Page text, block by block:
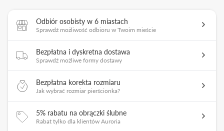
Odbiór osobisty w 6 miastach
Sprawdź możliwość odbioru w Twoim mieście
Bezpłatna i dyskretna dostawa
Sprawdź możliwe formy dostawy
Bezpłatna korekta rozmiaru
Jak wybrać rozmiar pierścionka?
5% rabatu na obrączki ślubne
Rabat tylko dla klientów Auroria